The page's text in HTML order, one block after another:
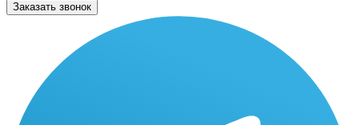
Заказать звонок